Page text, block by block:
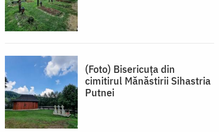
(Foto) Bisericuța din
cimitirul Mănăstirii Sihastria
Putnei